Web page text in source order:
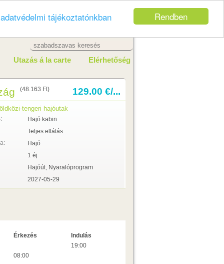
Rendben
adatvédelmi tájékoztatónkban
Utazás á la carte Elérhetőség
129.00 €/...
(48.163 Ft)
tengeri hajóutak
Hajó kabin
Teljes ellátás
Hajó
1 éj
Hajóút, Nyaralóprogram
2027-05-29
Érkezés
Indulás
19:00
08:00